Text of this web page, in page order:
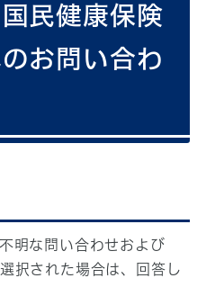
国民健康保険
お問い合わ
明な問い合わせおよび
択された場合は、回答し